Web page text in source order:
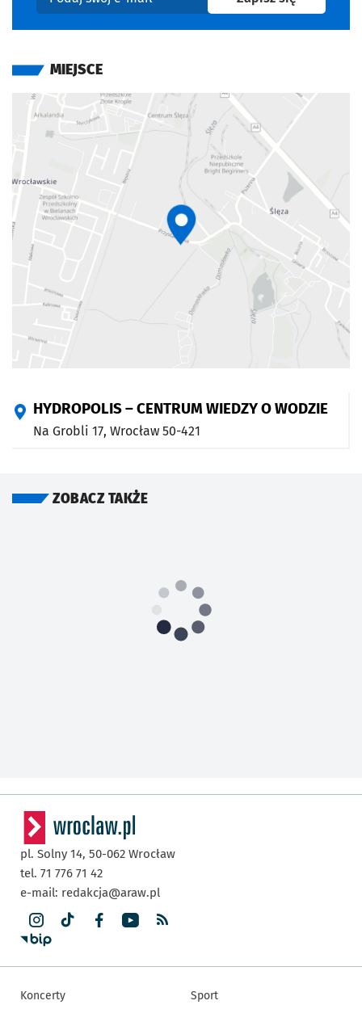
Podaj swój e-mail
MIEJSCE
HYDROPOLIS – CENTRUM WIEDZY O WODZIE
Na Grobli 17, Wrocław 50-421
ZOBACZ TAKŻE
pl. Solny 14, 50-062 Wrocław
tel. 71 776 71 42
e-mail: redakcja@araw.pl
Koncerty Sport